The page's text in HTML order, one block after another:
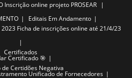
Inscrição online projeto PROSEAR
Editais Em Andamento
2023 Ficha de inscrições online até 21/4/23
Certificados
Certificado 🎯
de Certidões Negativa
Unificado de Fornecedores